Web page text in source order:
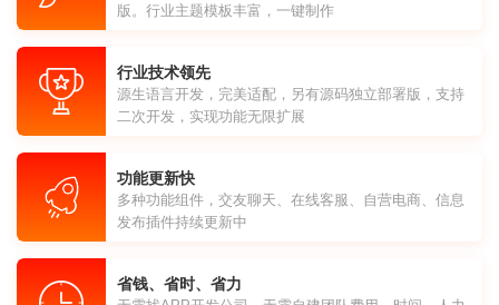
版。行业主题模板丰富，一键制作
行业技术领先
源生语言开发，完美适配，另有源码独立部署版，支持
二次开发，实现功能无限扩展
功能更新快
多种功能组件，交友聊天、在线客服、自营电商、信息
发布插件持续更新中
省钱、省时、省力